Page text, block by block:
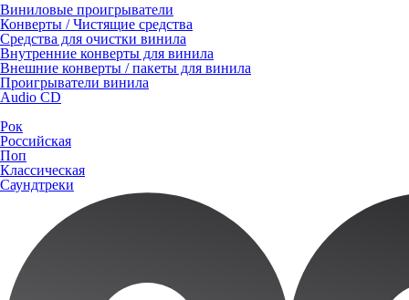
Виниловые проигрыватели
Конверты / Чистящие средства
Средства для очистки винила
Внутренние конверты для винила
Внешние конверты / пакеты для винила
Проигрыватели винила
Audio CD
Рок
Российская
Поп
Классическая
Саундтреки